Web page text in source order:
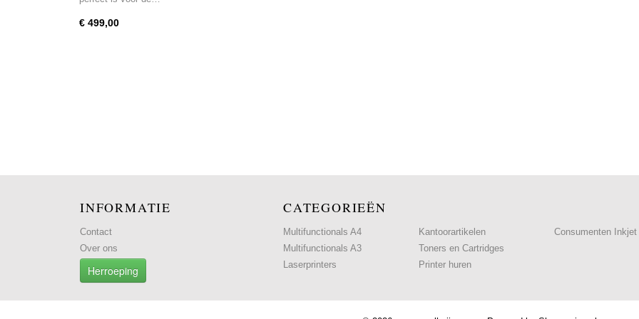
€ 499,00
INFORMATIE
Contact
Over ons
Herroeping
CATEGORIEËN
Multifunctionals A4
Multifunctionals A3
Laserprinters
Kantoorartikelen
Toners en Cartridges
Printer huren
Consumenten Inkjet